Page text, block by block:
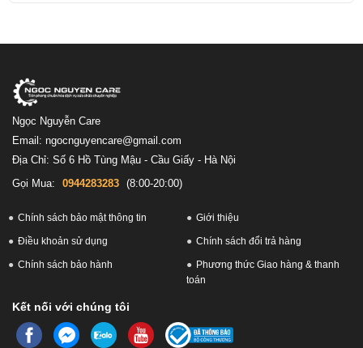
Ngọc Nguyễn Care
Email: ngocnguyencare@gmail.com
Địa Chỉ: Số 6 Hồ Tùng Mậu - Cầu Giấy - Hà Nội
Gọi Mua:
0944283283 (8:00-20:00)
Chính sách bảo mật thông tin Giới thiệu
Điều khoản sử dụng Chính sách đổi trả hàng
Chính sách bảo hành
Phương thức Giao hàng & thanh
toán
Kết nối với chúng tôi